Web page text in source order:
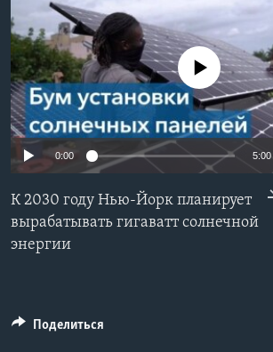
Learning English
СОЦИАЛЬНЫЕ СЕТИ
Языки
No media source currently
0:00 5:00
К 2030 году Нью-Йорк планирует
вырабатывать гигаватт солнечной
энергии
Поделиться